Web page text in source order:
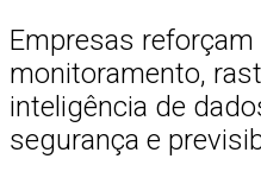
Empresas
monitoramento,
inteligência de
segurança e